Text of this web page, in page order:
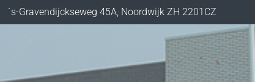
`s-Gravendijckseweg 45A, Noordwijk ZH 2201CZ